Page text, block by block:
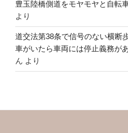
豊玉陸橋側道をモヤモヤと自転
より
道交法第38条で信号のない横断
車がいたら車両には停止義務が
ん より